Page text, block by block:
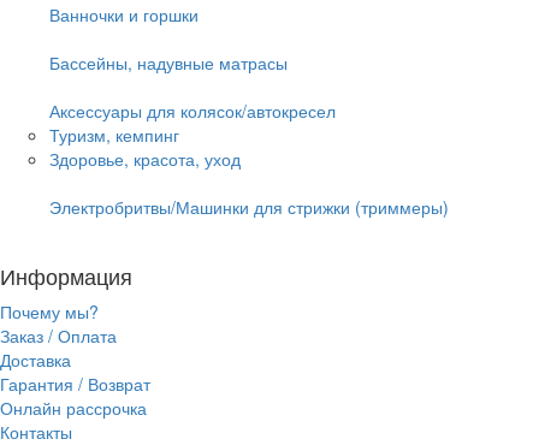
Ванночки и горшки
Бассейны, надувные матрасы
Аксессуары для колясок/автокресел
Туризм, кемпинг
Здоровье, красота, уход
Электробритвы/Машинки для стрижки (триммеры)
Информация
Почему мы?
Заказ / Оплата
Доставка
Гарантия / Возврат
Онлайн рассрочка
Контакты